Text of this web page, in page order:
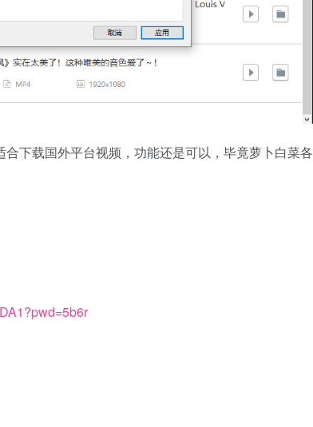
下载国外平台视频，功能还是可以，毕竟萝卜白菜各